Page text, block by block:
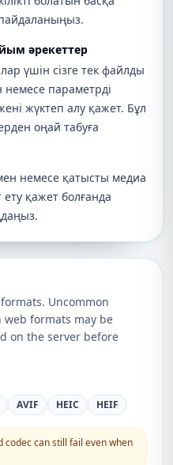
әрекеттер
үшін сізге тек файлды
параметрді
жүктеп алу қажет. Бұл
оңай табуға
немесе қатысты медиа
қажет болғанда
Uncommon
formats may be
on the server before
AVIF HEIC HEIF
can still fail even when